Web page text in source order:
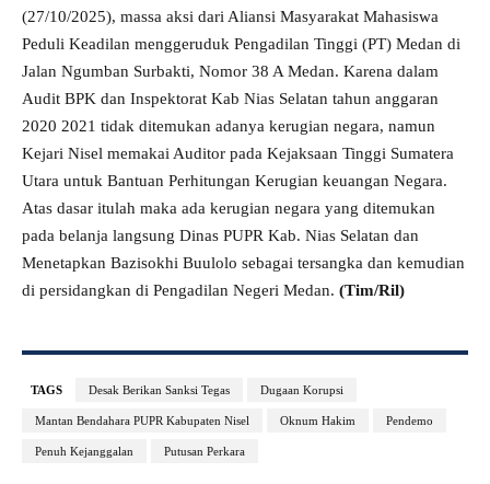
(27/10/2025), massa aksi dari Aliansi Masyarakat Mahasiswa
Peduli Keadilan menggeruduk Pengadilan Tinggi (PT) Medan di
Jalan Ngumban Surbakti, Nomor 38 A Medan. Karena dalam
Audit BPK dan Inspektorat Kab Nias Selatan tahun anggaran
2020 2021 tidak ditemukan adanya kerugian negara, namun
Kejari Nisel memakai Auditor pada Kejaksaan Tinggi Sumatera
Utara untuk Bantuan Perhitungan Kerugian keuangan Negara.
Atas dasar itulah maka ada kerugian negara yang ditemukan
pada belanja langsung Dinas PUPR Kab. Nias Selatan dan
Menetapkan Bazisokhi Buulolo sebagai tersangka dan kemudian
di persidangkan di Pengadilan Negeri Medan. (Tim/Ril)
TAGS Desak Berikan Sanksi Tegas Dugaan Korupsi
Mantan Bendahara PUPR Kabupaten Nisel Oknum Hakim Pendemo
Penuh Kejanggalan Putusan Perkara